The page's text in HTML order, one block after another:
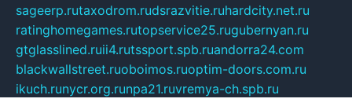
sageerp.rutaxodrom.rudsrazvitie.ruhardcity.net.ru
ratinghomegames.rutopservice25.rugubernyan.ru
gtglasslined.ruii4.rutssport.spb.ruandorra24.com
blackwallstreet.ruoboimos.ruoptim-doors.com.ru
ikuch.runycr.org.runpa21.ruvremya-ch.spb.ru